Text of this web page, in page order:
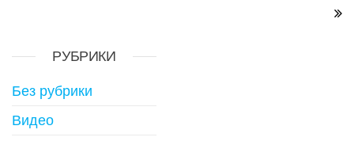
РУБРИКИ
Без рубрики
Видео